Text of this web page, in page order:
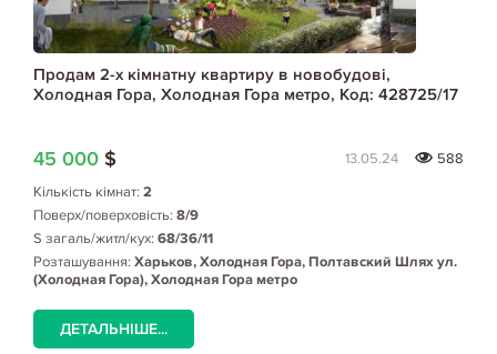
Продам 2-х кімнатну квартиру в новобудові,
Холодная Гора, Холодная Гора метро, Код: 428725/17
45 000 $ 13.05.24
588
Кількість кімнат: 2
Поверх/поверховість: 8/9
S загаль/житл/кух: 68/36/11
Розташування: Харьков, Холодная Гора, Полтавский Шлях ул.
(Холодная Гора), Холодная Гора метро
ДЕТАЛЬНІШЕ...